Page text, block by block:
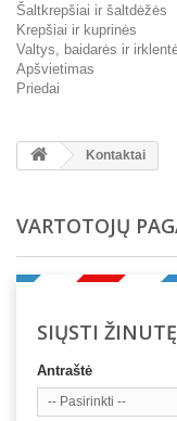
Šaltkrepšiai ir šaltdėžės
Krepšiai ir kuprinės
Valtys, baidarės ir
Apšvietimas
Priedai
Kontaktai
VARTOTOJŲ
SIŲSTI ŽINUTĘ
Antraštė
-- Pasirinkti --